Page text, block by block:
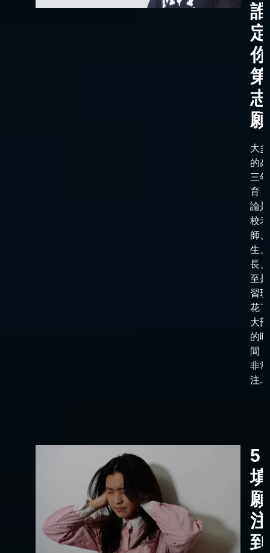
志
大
的
三
育
論
校老
師
生
長
至
習
花
大
的時
間
非
注...
5